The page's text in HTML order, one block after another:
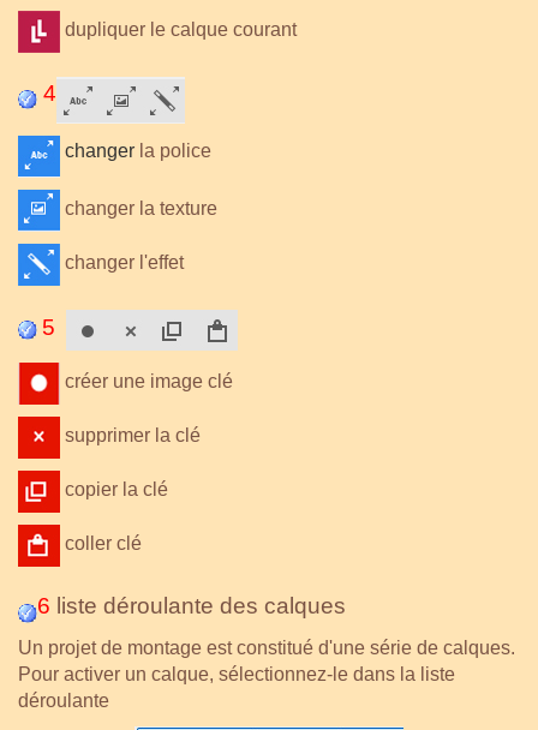
dupliquer le calque courant
4
changer la police
changer la texture
changer l'effet
5
créer une image clé
supprimer la clé
copier la clé
coller clé
6 liste déroulante des calques
Un projet de montage est constitué d'une série de calques.
Pour activer un calque, sélectionnez-le dans la liste
déroulante